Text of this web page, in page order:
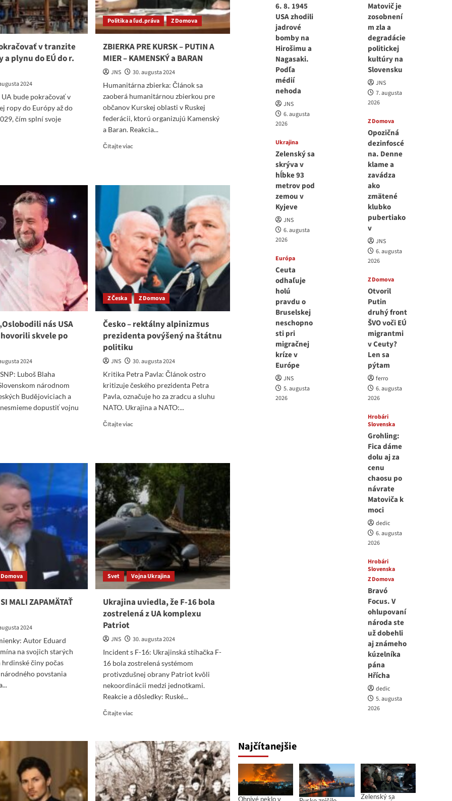
v tranzite
a plynu do EÚ do r.
2024
bude pokračovať v
ropy do Európy až do
čím splní svoje
Politika a ľud.práva Z Domova
ZBIERKA PRE KURSK – PUTIN A
MIER – KAMENSKÝ a BARAN
JNS
30. augusta 2024
Humanitárna zbierka: Článok sa
zaoberá humanitárnou zbierkou pre
občanov Kurskej oblasti v Ruskej
federácii, ktorú organizujú Kamenský
a Baran. Reakcia...
Čítajte viacRead
PUTIN
A
MIER
KAMENSKÝ
a
BARAN
nás USA
skvele po
2024
Luboš Blaha
národnom
Budějoviciach a
dopustiť vojnu
Z Česka Z Domova
Česko – rektálny alpinizmus
prezidenta povýšený na štátnu
politiku
JNS
30. augusta 2024
Kritika Petra Pavla: Článok ostro
kritizuje českého prezidenta Petra
Pavla, označuje ho za zradcu a sluhu
NATO. Ukrajina a NATO:...
Čítajte viacRead
rektálny
alpinizmus
prezidenta
povýšený
na
štátnu
Domova
MALI ZAPAMÄTAŤ
2024
Autor Eduard
na svojich starých
činy počas
povstania
Svet Vojna Ukrajina
Ukrajina uviedla, že F-16 bola
zostrelená z UA komplexu
Patriot
JNS
30. augusta 2024
Incident s F-16: Ukrajinská stíhačka F-
16 bola zostrelená systémom
protivzdušnej obrany Patriot kvôli
nekoordinácii medzi jednotkami.
Reakcie a dôsledky: Ruské...
Čítajte viacRead
Ukrajina
uviedla,
že
F-
16
bola
zostrelená
6. 8. 1945
USA zhodili
jadrové
bomby na
Hirošimu a
Nagasaki.
Podľa
médií
nehoda
JNS
6. augusta
2026
Ukrajina
Zelenský sa
skrýva v
hĺbke 93
metrov pod
zemou v
Kyjeve
JNS
6. augusta
2026
Európa
Ceuta
odhaľuje
holú
pravdu o
Bruselskej
neschopno
sti pri
migračnej
kríze v
Európe
JNS
5. augusta
2026
Matovič je
zosobnení
m zla a
degradácie
politickej
kultúry na
Slovensku
JNS
7. augusta
2026
Z Domova
Opozičná
dezinfoscé
na. Denne
klame a
zavádza
ako
zmätené
klubko
pubertiako
v
JNS
6. augusta
2026
Z Domova
Otvoril
Putin
druhý front
ŠVO voči EÚ
migrantmi
v Ceuty?
Len sa
pýtam
ferro
6. augusta
2026
Hrobári
Slovenska
Grohling:
Fica dáme
dolu aj za
cenu
chaosu po
návrate
Matoviča k
moci
dedic
6. augusta
2026
Hrobári
Slovenska
Z Domova
Bravó
Focus. V
ohlupovaní
národa ste
už dobehli
aj známeho
kúzelníka
pána
Hřícha
dedic
5. augusta
2026
Najčítanejšie
Ohnivé peklo v
Zelenský sa